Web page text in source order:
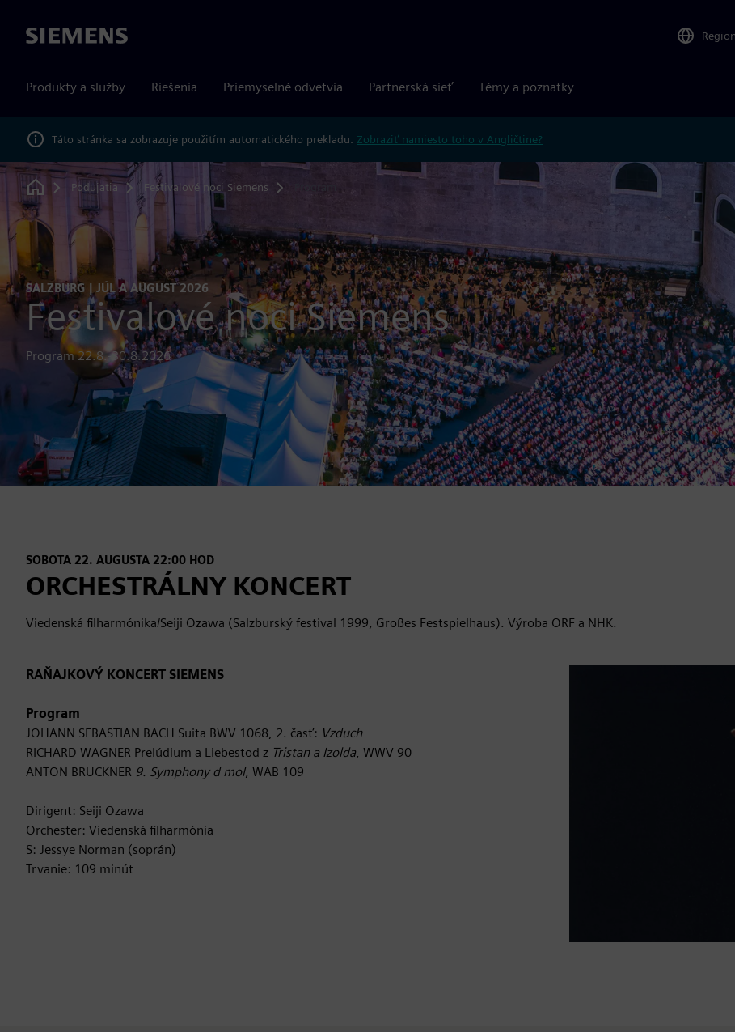
Siemens Region
Produkty a služby Riešenia Priemyselné odvetvia Partnerská sieť Témy a poznatky
Táto stránka sa zobrazuje použitím automatického prekladu. Zobraziť namiesto toho v Angličtine?
Home
Podujatia Festivalové noci Siemens
SALZBURG | JÚL A AUGUST 2026
Festivalové noci Siemens
Program 22.8.-30.8.2026
SOBOTA 22. AUGUSTA 22:00 HOD
ORCHESTRÁLNY KONCERT
Viedenská filharmónika/Seiji Ozawa (Salzburský festival 1999, Großes Festspielhaus). Výroba ORF a NHK.
RAŇAJKOVÝ KONCERT SIEMENS
Program
JOHANN SEBASTIAN BACH Suita BWV 1068, 2. časť: Vzduch
RICHARD WAGNER Prelúdium a Liebestod z Tristan a Izolda , WWV 90
ANTON BRUCKNER 9. Symphony d mol, WAB 109
Dirigent: Seiji Ozawa
Orchester: Viedenská filharmónia
S: Jessye Norman (soprán)
Trvanie: 109 minút